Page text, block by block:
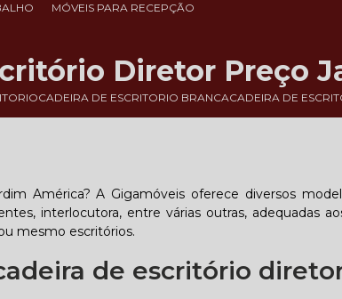
MÓVEIS PARA RECEPÇÃO
CADEIRA DE ESCRITORIO BRANCACADEIRA DE
Diretor Preço
América? A Gigamóveis oferece diversos
interlocutora, entre várias outras, adequadas
mesmo escritórios.
de escritório